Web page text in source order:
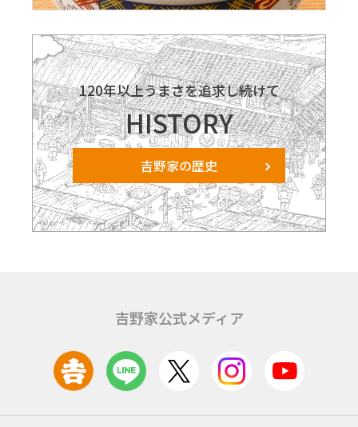
120年以上うまさを追求し続けて
HISTORY
吉野家の歴史
吉野家公式メディア